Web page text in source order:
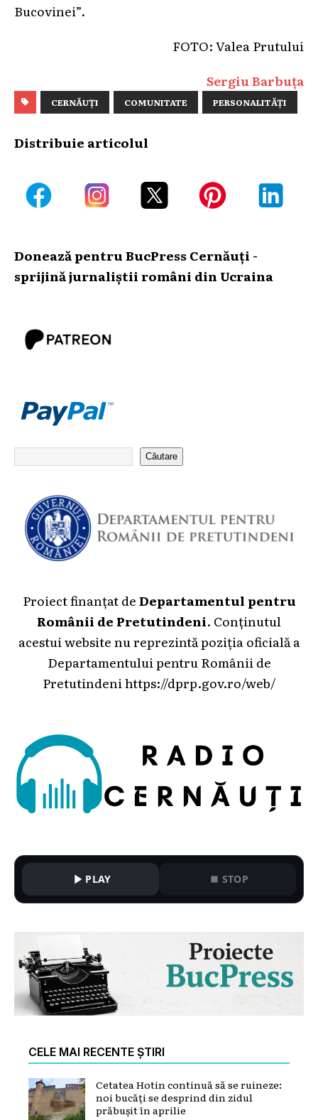
Bucovinei”.
FOTO: Valea Prutului
Sergiu Barbuța
CERNĂUȚI COMUNITATE PERSONALITĂȚI
Distribuie articolul
Donează pentru BucPress Cernăuți -
sprijină jurnaliștii români din Ucraina
Căutare
Proiect finanțat deDepartamentul pentru
Românii de Pretutindeni. Conținutul
acestui website nu reprezintă poziția oficială a
Departamentului pentru Românii de
Pretutindeni https://dprp.gov.ro/web/
PLAY STOP
CELE MAI RECENTE ȘTIRI
Cetatea Hotin continuă să se ruineze:
noi bucăți se desprind din zidul
prăbușit în aprilie